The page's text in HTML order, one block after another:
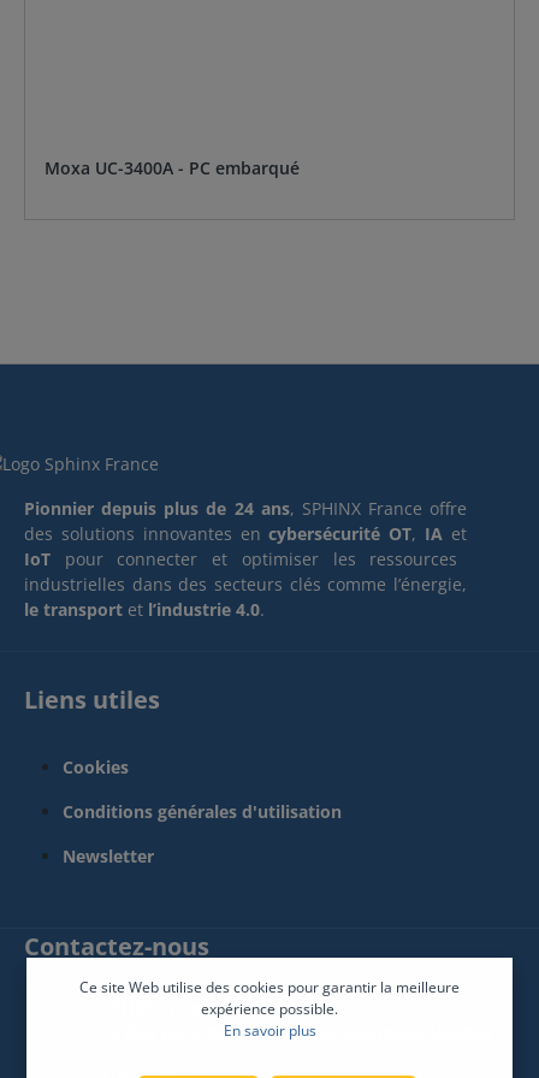
Moxa UC-3400A - PC embarqué
Pionnier depuis plus de 24 ans, SPHINX France offre
des solutions innovantes encybersécurité OT, IA et
IoT pour connecter et optimiser les ressources
industrielles dans des secteurs clés comme l’énergie,
le transport et l’industrie 4.0.
Liens utiles
Cookies
Conditions générales d'utilisation
Newsletter
Contactez-nous
SPHINX France Connect
12 Rue René Descartes 85600 Montaigu-Vendée
Ce site Web utilise des cookies pour garantir la meilleure
expérience possible.
En savoir plus